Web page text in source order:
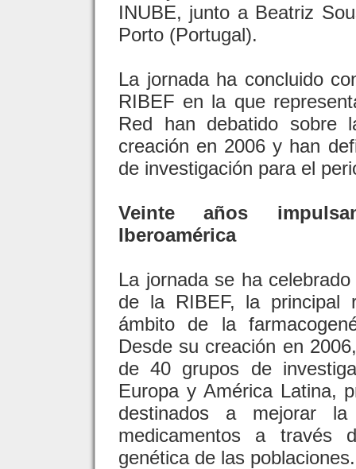
INUBE, junto a Beatriz
Porto (Portugal).
La jornada ha concluido
RIBEF en la que
Red han debatido sobre
creación en 2006 y han
de investigación para el
Veinte años
Iberoamérica
La jornada se ha
de la RIBEF, la principal
ámbito de la
Desde su creación en
de 40 grupos de
Europa y América Latina,
destinados a mejorar
medicamentos a través
genética de las poblaciones.